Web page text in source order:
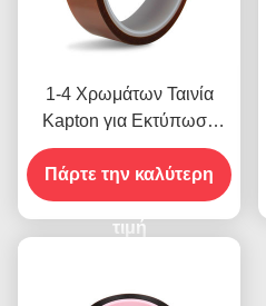
1-4 Χρωμάτων Ταινία
Kapton για Εκτύπωση
στην Μπροστινή Όψη
Πάρτε την καλύτερη
τιμή